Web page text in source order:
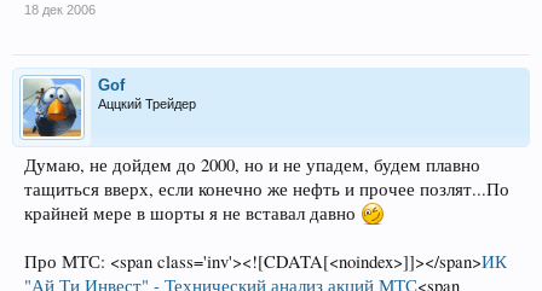
18 дек 2006
Gof
Аццкий Трейдер
Думаю, не дойдем до 2000, но и не упадем, будем плавно
тащиться вверх, если конечно же нефть и прочее позлят...По
крайней мере в шорты я не вставал давно
Про МТС: <span class='inv'><![CDATA[<noindex>]]></span>ИК
"Ай Ти Инвест" - Технический анализ акций МТС<span